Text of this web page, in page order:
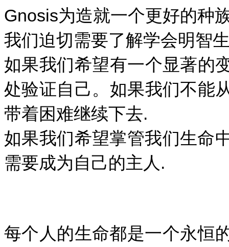
Gnosis为造就一个更好的种
我们迫切需要了解学会明智
如果我们希望有一个显著的
处验证自己。如果我们不能
带着困难继续下去.
如果我们希望掌管我们生命
需要成为自己的主人.
每个人的生命都是一个永恒